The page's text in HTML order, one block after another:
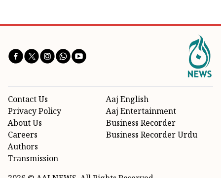
Aaj English
Aaj Entertainment
Business Recorder
Business Recorder Urdu
Contact Us
Privacy Policy
About Us
Careers
Authors
Transmission